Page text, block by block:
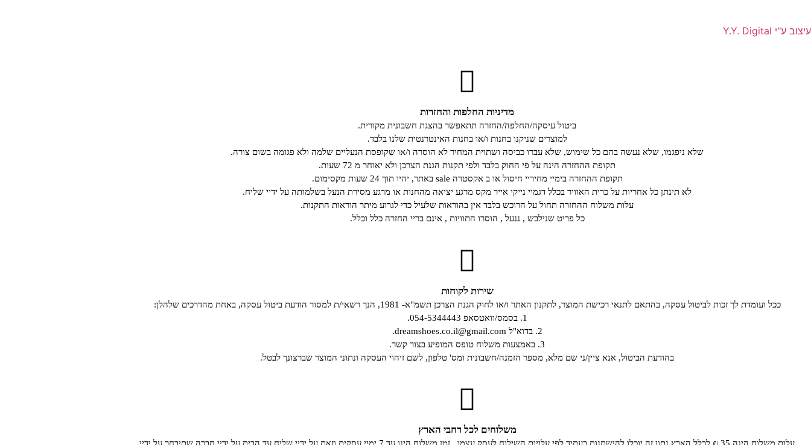
עיצוב ע"י Y.Y. Digital
מדיניות החלפות והחזרות
ביטול עיסקה/החלפה/החזרה תתאפשר בהצגת חשבונית מקורית.
למוצרים שניקנו בחנות ו/או בחנות האינטרנטית שלנו בלבד.
שלא ניפגמו, שלא נעשה בהם כל שימוש, שלא עברו כביסה ושתוית המחיר לא הוסרה ו/או שקופסת הנעליים שלמה ולא פגומה בשום צורה.
תקופת ההחזרה הינה על פי החוק בלבד ולפי תקנות הגנת הצרכן ולא יאוחר מ 72 שעות.
תקופת ההחזרה בימיי מחיריי חיסול או ב אקסטרה sale באתר, יהיו תוך 24 שעות מקסימום.
לא תינתן כל אחריות על כרית האוויר בכלל דגמיי נייקי אייר מקס מרגע יציאה מהחנות או מרגע מסירת הנעל בשלמותה על ידיי שליח.
עלות משלוח ההחזרה תחול על הרוכש בלבד אין בהוראות שלעיל כדי לגרוע מיתר הוראות התקנות.
כל פריט שנילבש , ננעל , הוסרו התוויות , אינם בריי החזרה כלל וכלל.
שירות לקוחות
ככל ועומדת לך זכות לביטול עסקה, בהתאם לתנאי רכישת המוצר, לתקנון האתר ו/או לחוק הגנת הצרכן תשמ"א- 1981, הנך רשאי/ת למסור הודעת ביטול עסקה, באחת מהדרכים שלהלן:
1. בסמס/וואטסאפ 054-5344443.
2. בדוא"ל dreamshoes.co.il@gmail.com.
3. באמצעות משלוח טופס המופיע בצור קשר.
בהודעת הביטול, אנא ציין/ני שם מלא, מספר הזמנה/חשבונית ומס' טלפון, לשם זיהוי העסקה ונתוני המוצר שברצונך לבטל.
משלוחים לכל רחבי הארץ